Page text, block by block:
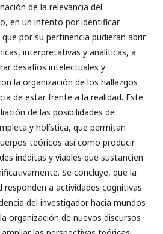
de la relevancia del
en un intento por identificar
por su pertinencia pudieran abrir
interpretativas y analíticas, a
desafíos intelectuales y
la organización de los hallazgos
de estar frente a la realidad. Este
de las posibilidades de
y holística, que permitan
teóricos así como producir
inéditas y viables que sustancien
Se concluye, que la
responden a actividades cognitivas
del investigador hacia mundos
organización de nuevos discursos